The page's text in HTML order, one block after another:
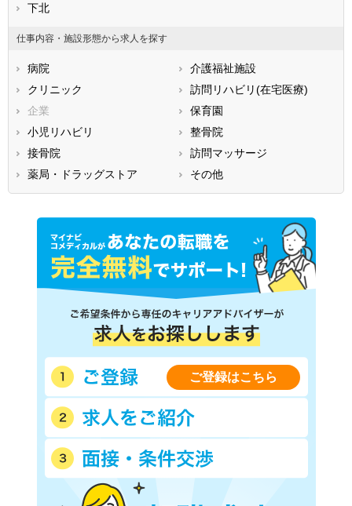
静岡県
鳥取県
岡山県
広島県
徳島県
香川県
福岡県
熊本県
宮崎県
鹿児島県
下北
仕事内容・施設形態から求人を探す
病院
介護福祉施設
クリニック
訪問リハビリ(在宅医療)
企業
保育園
小児リハビリ
整骨院
接骨院
訪問マッサージ
薬局・ドラッグストア
その他
ご登録はこちら